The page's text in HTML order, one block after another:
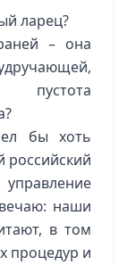
ларец?
– она
пустота
бы хоть
наши
в том
процедур и